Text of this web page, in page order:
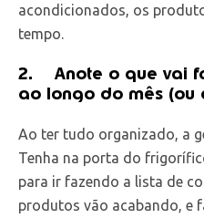
acondicionados, os
tempo.
2. Anote o que vai
ao longo do mês (ou
Ao ter tudo organizado, a
Tenha na porta do
para ir fazendo a lista de
produtos vão acabando, e